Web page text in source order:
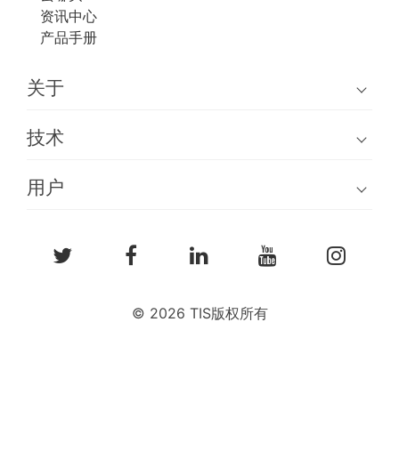
资讯中心
产品手册
关于
技术
用户
© 2026 TIS版权所有